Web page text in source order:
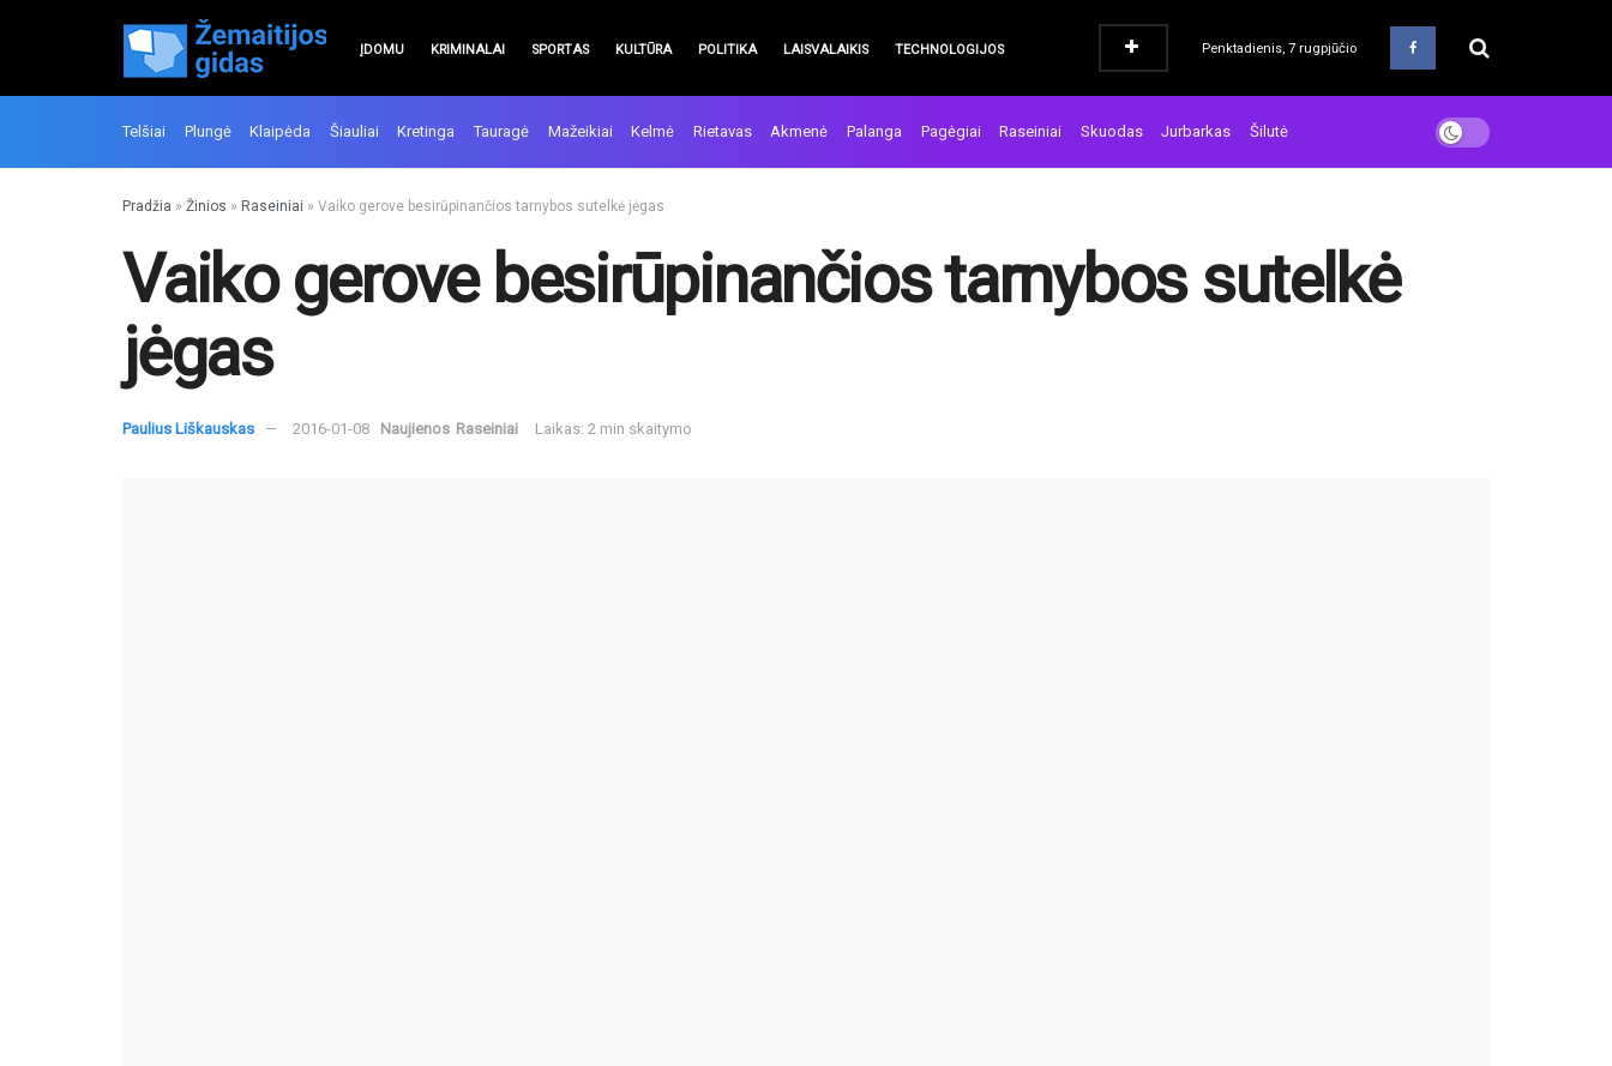
ĮDOMU KRIMINALAI SPORTAS KULTŪRA POLITIKA LAISVALAIKIS TECHNOLOGIJOS Penktadienis, 7 rugpjūčio
Telšiai Plungė Klaipėda Šiauliai Kretinga Tauragė Mažeikiai Kelmė Rietavas Akmenė Palanga Pagėgiai Raseiniai Skuodas Jurbarkas Šilutė
Pradžia » Žinios » Raseiniai » Vaiko gerove besirūpinančios tarnybos sutelkė jėgas
Vaiko gerove besirūpinančios tarnybos sutelkė
jėgas
Paulius Liškauskas 2016-01-08 Naujienos Raseiniai Laikas: 2 min skaitymo